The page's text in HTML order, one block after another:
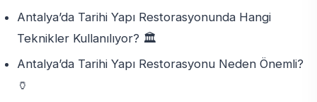
Antalya’da Tarihi Yapı Restorasyonunda Hangi
Teknikler Kullanılıyor? 🏛️
Antalya’da Tarihi Yapı Restorasyonu Neden Önemli?
🏺